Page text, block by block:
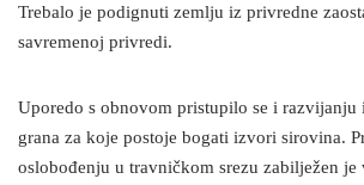
Trebalo je podignuti zemlju iz privredne
savremenoj privredi.
Uporedo s obnovom pristupilo se i
grana za koje postoje bogati izvori sirovina.
oslobođenju u travničkom srezu zabilježen